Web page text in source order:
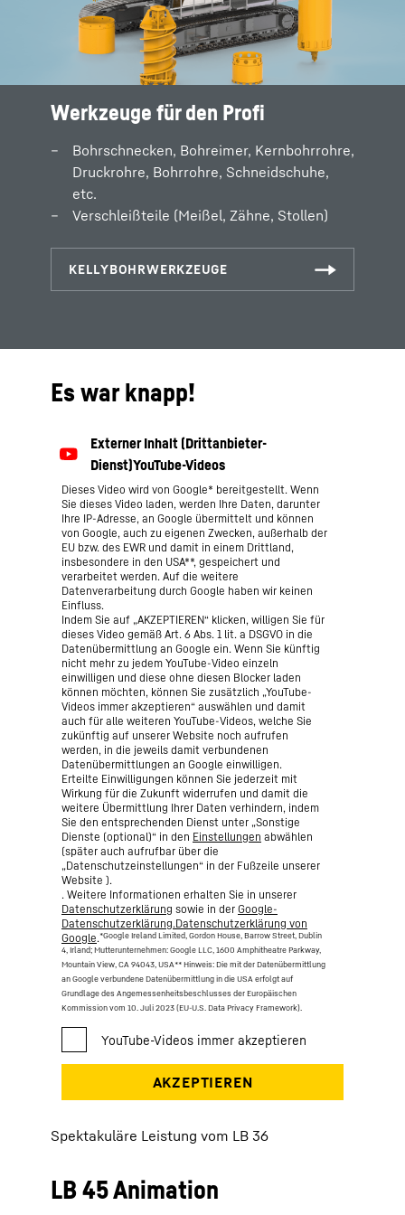
Werkzeuge für den Profi
Bohrschnecken, Bohreimer, Kernbohrrohre,
Druckrohre, Bohrrohre, Schneidschuhe,
etc.
Verschleißteile (Meißel, Zähne, Stollen)
Es war knapp!
Dieses Video wird von Google* bereitgestellt. Wenn
Sie dieses Video laden, werden Ihre Daten, darunter
Ihre IP-Adresse, an Google übermittelt und können
von Google, auch zu eigenen Zwecken, außerhalb der
EU bzw. des EWR und damit in einem Drittland,
insbesondere in den USA**, gespeichert und
verarbeitet werden. Auf die weitere
Datenverarbeitung durch Google haben wir keinen
Einfluss.
Indem Sie auf „AKZEPTIEREN“ klicken, willigen Sie für
dieses Video gemäß Art. 6 Abs. 1 lit. a DSGVO in die
Datenübermittlung an Google ein. Wenn Sie künftig
nicht mehr zu jedem YouTube-Video einzeln
einwilligen und diese ohne diesen Blocker laden
können möchten, können Sie zusätzlich „YouTube-
Videos immer akzeptieren“ auswählen und damit
auch für alle weiteren YouTube-Videos, welche Sie
zukünftig auf unserer Website noch aufrufen
werden, in die jeweils damit verbundenen
Datenübermittlungen an Google einwilligen.
Erteilte Einwilligungen können Sie jederzeit mit
Wirkung für die Zukunft widerrufen und damit die
weitere Übermittlung Ihrer Daten verhindern, indem
Sie den entsprechenden Dienst unter „Sonstige
Dienste (optional)“ in den Einstellungen abwählen
(später auch aufrufbar über die
„Datenschutzeinstellungen“ in der Fußzeile unserer
Website ).
. Weitere Informationen erhalten Sie in unserer
Datenschutzerklärung sowie in der Google-
Datenschutzerklärung.Datenschutzerklärung von
Google.*Google Ireland Limited, Gordon House, Barrow Street, Dublin
4, Irland; Mutterunternehmen: Google LLC, 1600 Amphitheatre Parkway,
Mountain View, CA 94043, USA** Hinweis: Die mit der Datenübermittlung
an Google verbundene Datenübermittlung in die USA erfolgt auf
Grundlage des Angemessenheitsbeschlusses der Europäischen
Kommission vom 10. Juli 2023 (EU-U.S. Data Privacy Framework).
Spektakuläre Leistung vom LB 36
LB 45 Animation